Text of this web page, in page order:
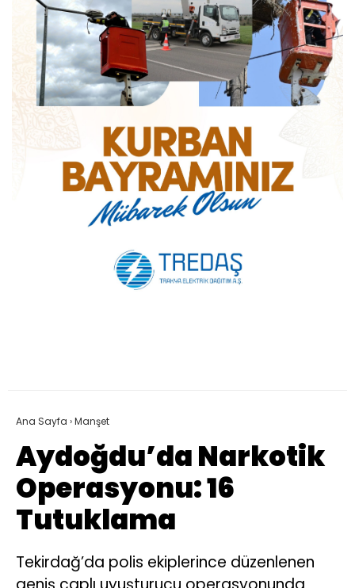
Ana Sayfa ›Manşet
Aydoğdu’da Narkotik
Operasyonu: 16
Tutuklama
Tekirdağ’da polis ekiplerince düzenlenen